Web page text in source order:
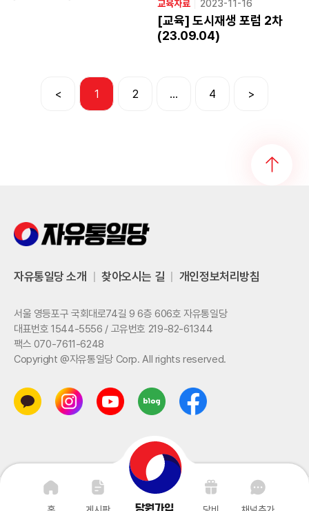
교육자료 2023-11-16
[교육] 도시재생 포럼 2차
(23.09.04)
< 1 2 … 4 >
자유통일당 소개 찾아오시는 길 개인정보처리방침
서울 영등포구 국회대로74길 9 6층 606호 자유통일당
대표번호 1544-5556 / 고유번호 219-82-61344
팩스 070-7611-6248
Copyright @자유통일당 Corp. All rights reserved.